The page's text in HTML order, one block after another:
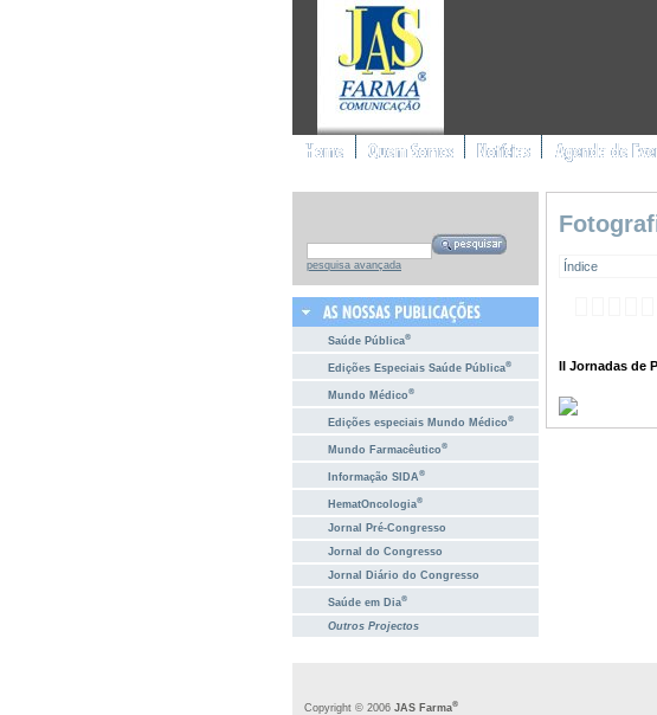
pesquisa avançada
Saúde Pública®
Edições Especiais Saúde Pública®
Mundo Médico®
Edições especiais Mundo Médico®
Mundo Farmacêutico®
Informação SIDA®
HematOncologia®
Jornal Pré-Congresso
Jornal do Congresso
Jornal Diário do Congresso
Saúde em Dia®
Outros Projectos
Índice
II Jornadas de
Copyright © 2006 JAS Farma®